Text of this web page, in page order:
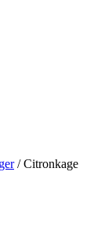
/Citronkage